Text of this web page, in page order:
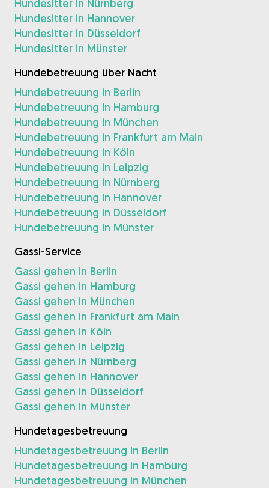
Hundesitter in Nürnberg
Hundesitter in Hannover
Hundesitter in Düsseldorf
Hundesitter in Münster
Hundebetreuung über Nacht
Hundebetreuung in Berlin
Hundebetreuung in Hamburg
Hundebetreuung in München
Hundebetreuung in Frankfurt am Main
Hundebetreuung in Köln
Hundebetreuung in Leipzig
Hundebetreuung in Nürnberg
Hundebetreuung in Hannover
Hundebetreuung in Düsseldorf
Hundebetreuung in Münster
Gassi-Service
Gassi gehen in Berlin
Gassi gehen in Hamburg
Gassi gehen in München
Gassi gehen in Frankfurt am Main
Gassi gehen in Köln
Gassi gehen in Leipzig
Gassi gehen in Nürnberg
Gassi gehen in Hannover
Gassi gehen in Düsseldorf
Gassi gehen in Münster
Hundetagesbetreuung
Hundetagesbetreuung in Berlin
Hundetagesbetreuung in Hamburg
Hundetagesbetreuung in München